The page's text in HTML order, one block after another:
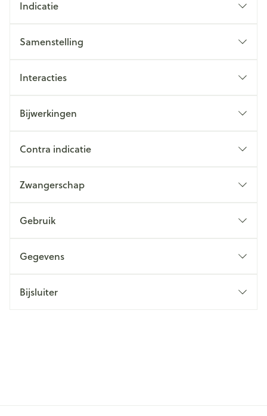
Indicatie
Samenstelling
Interacties
Bijwerkingen
Contra indicatie
Zwangerschap
Gebruik
Gegevens
Bijsluiter